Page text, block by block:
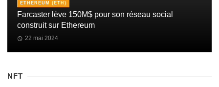
ETHEREUM (ETH)
Farcaster lève 150M$ pour son réseau social
construit sur Ethereum
22 mai 2024
NFT